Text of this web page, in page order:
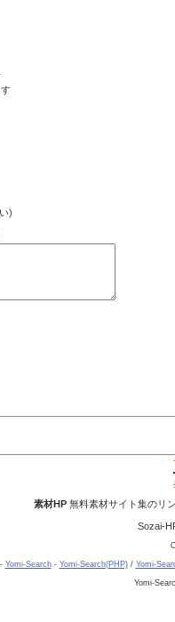
)
素材HP無料素材サイト集のリ
Sozai-
- Yomi-Search- Yomi-Search(PHP)/ Yomi-
Yomi-